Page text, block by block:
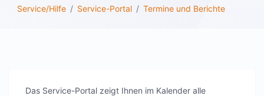
Service/Hilfe Service-Portal Termine und Berichte
Das Service-Portal zeigt Ihnen im Kalender alle